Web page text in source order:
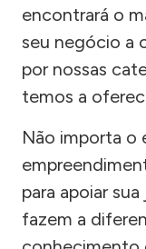
encontrará o
seu negócio a
por nossas
temos a
Não importa o
para apoiar
fazem a